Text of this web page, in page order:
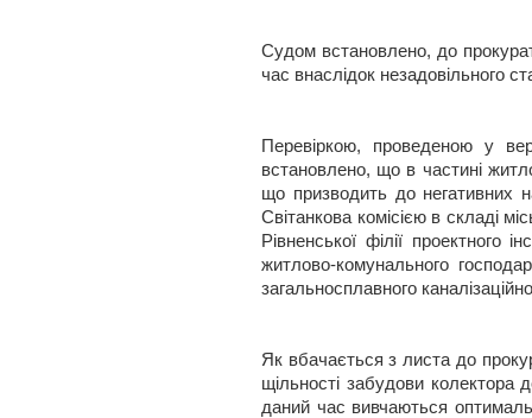
Судом встановлено, до
час внаслідок незадовільного
Перевіркою, проведеною у
встановлено, що в частині
що призводить до негативних
Світанкова комісією в складі
Рівненської філії проектного
житлово-комунального
загальносплавного
Як вбачається з листа до
щільності забудови
даний час вивчаються